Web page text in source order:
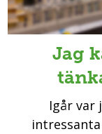
Jag
Igår var